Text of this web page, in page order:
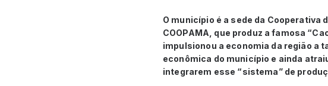
O município é a sede da Cooperativa
COOPAMA, que produz a famosa
impulsionou a economia da região a
econômica do município e ainda
integrarem esse “sistema” de